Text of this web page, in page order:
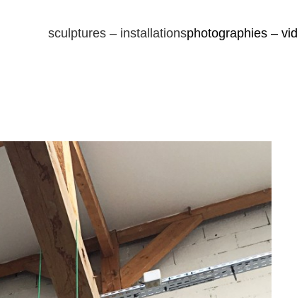
sculptures – installationsphotographies –